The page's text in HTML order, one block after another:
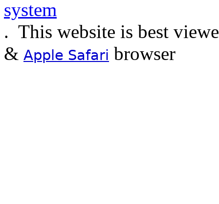
. This website is best
& Apple Safari browser